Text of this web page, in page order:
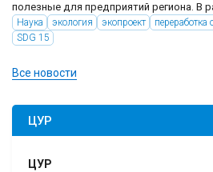
полезные для предприятий региона. В
сотрудничества с предприятиями
геоэкологи Костанайского
Наука экология экопроект переработка
SDG 15
Все новости
ЦУР
ЦУР